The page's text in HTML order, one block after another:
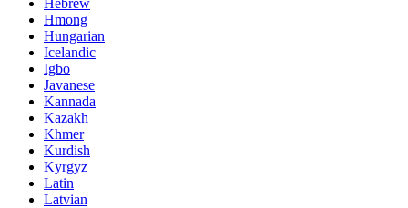
Hebrew
Hmong
Hungarian
Icelandic
Igbo
Javanese
Kannada
Kazakh
Khmer
Kurdish
Kyrgyz
Latin
Latvian